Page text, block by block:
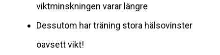
viktminskningen varar längre
Dessutom har träning stora hälsovinster
oavsett vikt!